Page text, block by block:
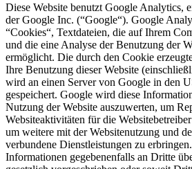
Diese Website benutzt Google Analytics,
der Google Inc. (“Google“). Google
“Cookies“, Textdateien, die auf Ihrem
und die eine Analyse der Benutzung der
ermöglicht. Die durch den Cookie
Ihre Benutzung dieser Website
wird an einen Server von Google in den
gespeichert. Google wird diese
Nutzung der Website auszuwerten, um
Websiteaktivitäten für die
um weitere mit der Websitenutzung und
verbundene Dienstleistungen zu
Informationen gegebenenfalls an Dritte